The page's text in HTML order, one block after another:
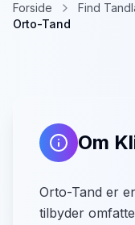
Forside Find
Orto-Tand
Om
Orto-Tand er
tilbyder